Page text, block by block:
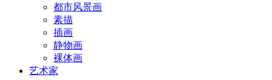
都市风景画
素描
插画
静物画
裸体画
艺术家